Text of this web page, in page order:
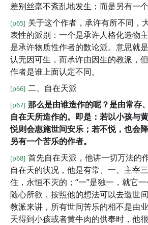
差别丝毫不紊乱地发生；而是另有一个
[p65] 关于这个作者，承许有所不同，
表性的派别：一个是承许人格化造物
是承许物质性作者的数论派。意思就
认无因可生，而承许由因生的教派，
作者是谁上面认定不同。
[p66] 二、自在天派
[p67] 那么是由谁造作的呢？是由常存
自在天所造作的。即是：若以小孩与
悦则会惠施世间安乐；若不悦，也会
另有一个苦乐的作者。
[p68] 首先自在天派，他讲一切万法的
自在天的状况，他是有常、一、主宰
住，永恒不灭的；“一”是独一，就它
随心所欲，按照他的想法可以去造世
教派来讲，所有世间苦乐的相不是由
天得到小孩或者黄牛肉的供奉时，他